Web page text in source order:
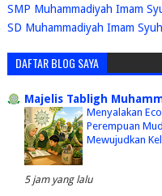
SMP Muhammadiyah Imam
SD Muhammadiyah Imam
DAFTAR BLOG SAYA
Majelis Tabligh
Menyalakan
Perempuan
Mewujudkan
5 jam yang lalu